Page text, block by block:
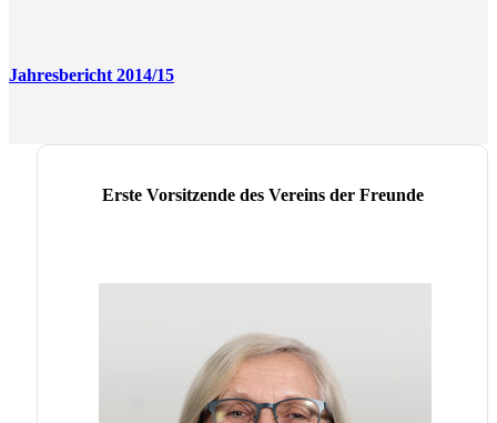
Jahresbericht 2014/15
Erste Vorsitzende des Vereins der Freunde